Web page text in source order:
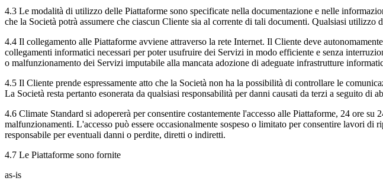
4.3 Le modalità di utilizzo delle Piattaforme sono specificate nella documentazione e nelle
che la Società potrà assumere che ciascun Cliente sia al corrente di tali documenti. Qualsiasi
4.4 Il collegamento alle Piattaforme avviene attraverso la rete Internet. Il Cliente deve
collegamenti informatici necessari per poter usufruire dei Servizi in modo efficiente e senza
o malfunzionamento dei Servizi imputabile alla mancata adozione di adeguate infrastrutture
4.5 Il Cliente prende espressamente atto che la Società non ha la possibilità di controllare le
La Società resta pertanto esonerata da qualsiasi responsabilità per danni causati da terzi a seguito
4.6 Climate Standard si adopererà per consentire costantemente l'accesso alle Piattaforme, 24 ore
malfunzionamenti. L'accesso può essere occasionalmente sospeso o limitato per consentire lavori
responsabile per eventuali danni o perdite, diretti o indiretti.
4.7 Le Piattaforme sono fornite
as-is